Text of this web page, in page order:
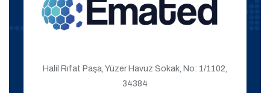
Halil Rıfat Paşa, Yüzer Havuz Sokak, No: 1/1102,
34384